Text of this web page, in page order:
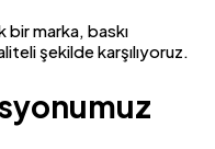
marka, baskı
şekilde karşılıyoruz.